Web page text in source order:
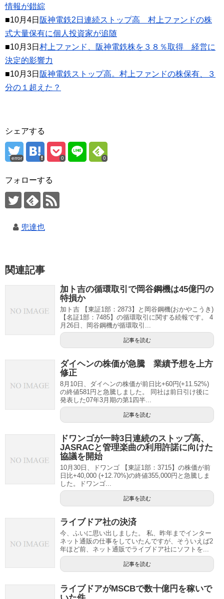
情報が錯綜
■10月4日 阪神電鉄2日連続ストップ高 村上ファンドの株
式大量保有に個人投資家が追随
■10月3日 村上ファンド、阪神電鉄株を３８％取得 経営に
決定的影響力
■10月3日 阪神電鉄ストップ高。村上ファンドの株保有、３
分の１超えた？
シェアする
error 0 0
フォローする
兜達也
関連記事
加ト吉の循環取引で岡谷鋼機は45億円の
特損か
加ト吉 【東証1部：2873】と岡谷鋼機(おかやこうき)
【名証1部：7485】の循環取引に関する続報です。 4
月26日、岡谷鋼機が循環取引...
記事を読む
ダイヘンの株価が急騰 業績予想を上方
修正
8月10日、ダイヘンの株価が前日比+60円(+11.52%)
の終値581円と急騰しました。 同社は前日引け後に
発表した07年3月期の第1四半...
記事を読む
ドワンゴが一時3日連続のストップ高、
JASRACと管理楽曲の利用許諾に向けた
協議を開始
10月30日、ドワンゴ 【東証1部：3715】の株価が前
日比+40,000 (+12.70%)の終値355,000円と急騰しま
した。ドワンゴ...
記事を読む
ライブドア社の決済
今、ふいに思い出しました。 私、昨年までインター
ネット通販の仕事をしていたんですが、そういえば2
年ほど前、ネット通販でライブドア社にソフトを...
記事を読む
ライブドアがMSCBで数十億円を稼いで